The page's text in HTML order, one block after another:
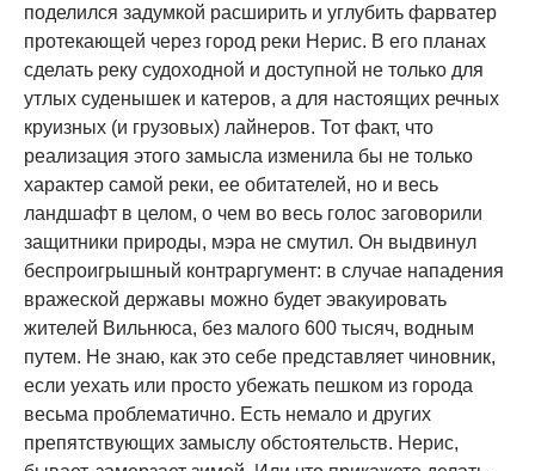
поделился задумкой расширить и углубить фарватер
протекающей через город реки Нерис. В его планах
сделать реку судоходной и доступной не только для
утлых суденышек и катеров, а для настоящих речных
круизных (и грузовых) лайнеров. Тот факт, что
реализация этого замысла изменила бы не только
характер самой реки, ее обитателей, но и весь
ландшафт в целом, о чем во весь голос заговорили
защитники природы, мэра не смутил. Он выдвинул
беспроигрышный контраргумент: в случае нападения
вражеской державы можно будет эвакуировать
жителей Вильнюса, без малого 600 тысяч, водным
путем. Не знаю, как это себе представляет чиновник,
если уехать или просто убежать пешком из города
весьма проблематично. Есть немало и других
препятствующих замыслу обстоятельств. Нерис,